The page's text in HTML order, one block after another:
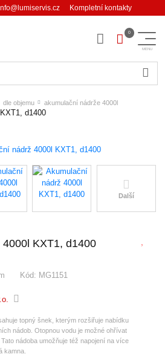
Kompletní kontakty
dle objemu akumulační nádrže 4000l
d1400
Další
KXT1, d1400
Kód: MG1151
topný šnek, kterým rozšiřuje nabídku
nádob. Otopnou vodu je možné ohřívat
nádoba umožňuje též napojení na více
kamna.